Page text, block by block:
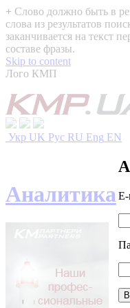
+ Слово должно быть в
слова из результатов
заканчивается на текст
составе фразы.
Skip to content
Лого КМП
Укр UK Рус RU Eng EN
Аналитика